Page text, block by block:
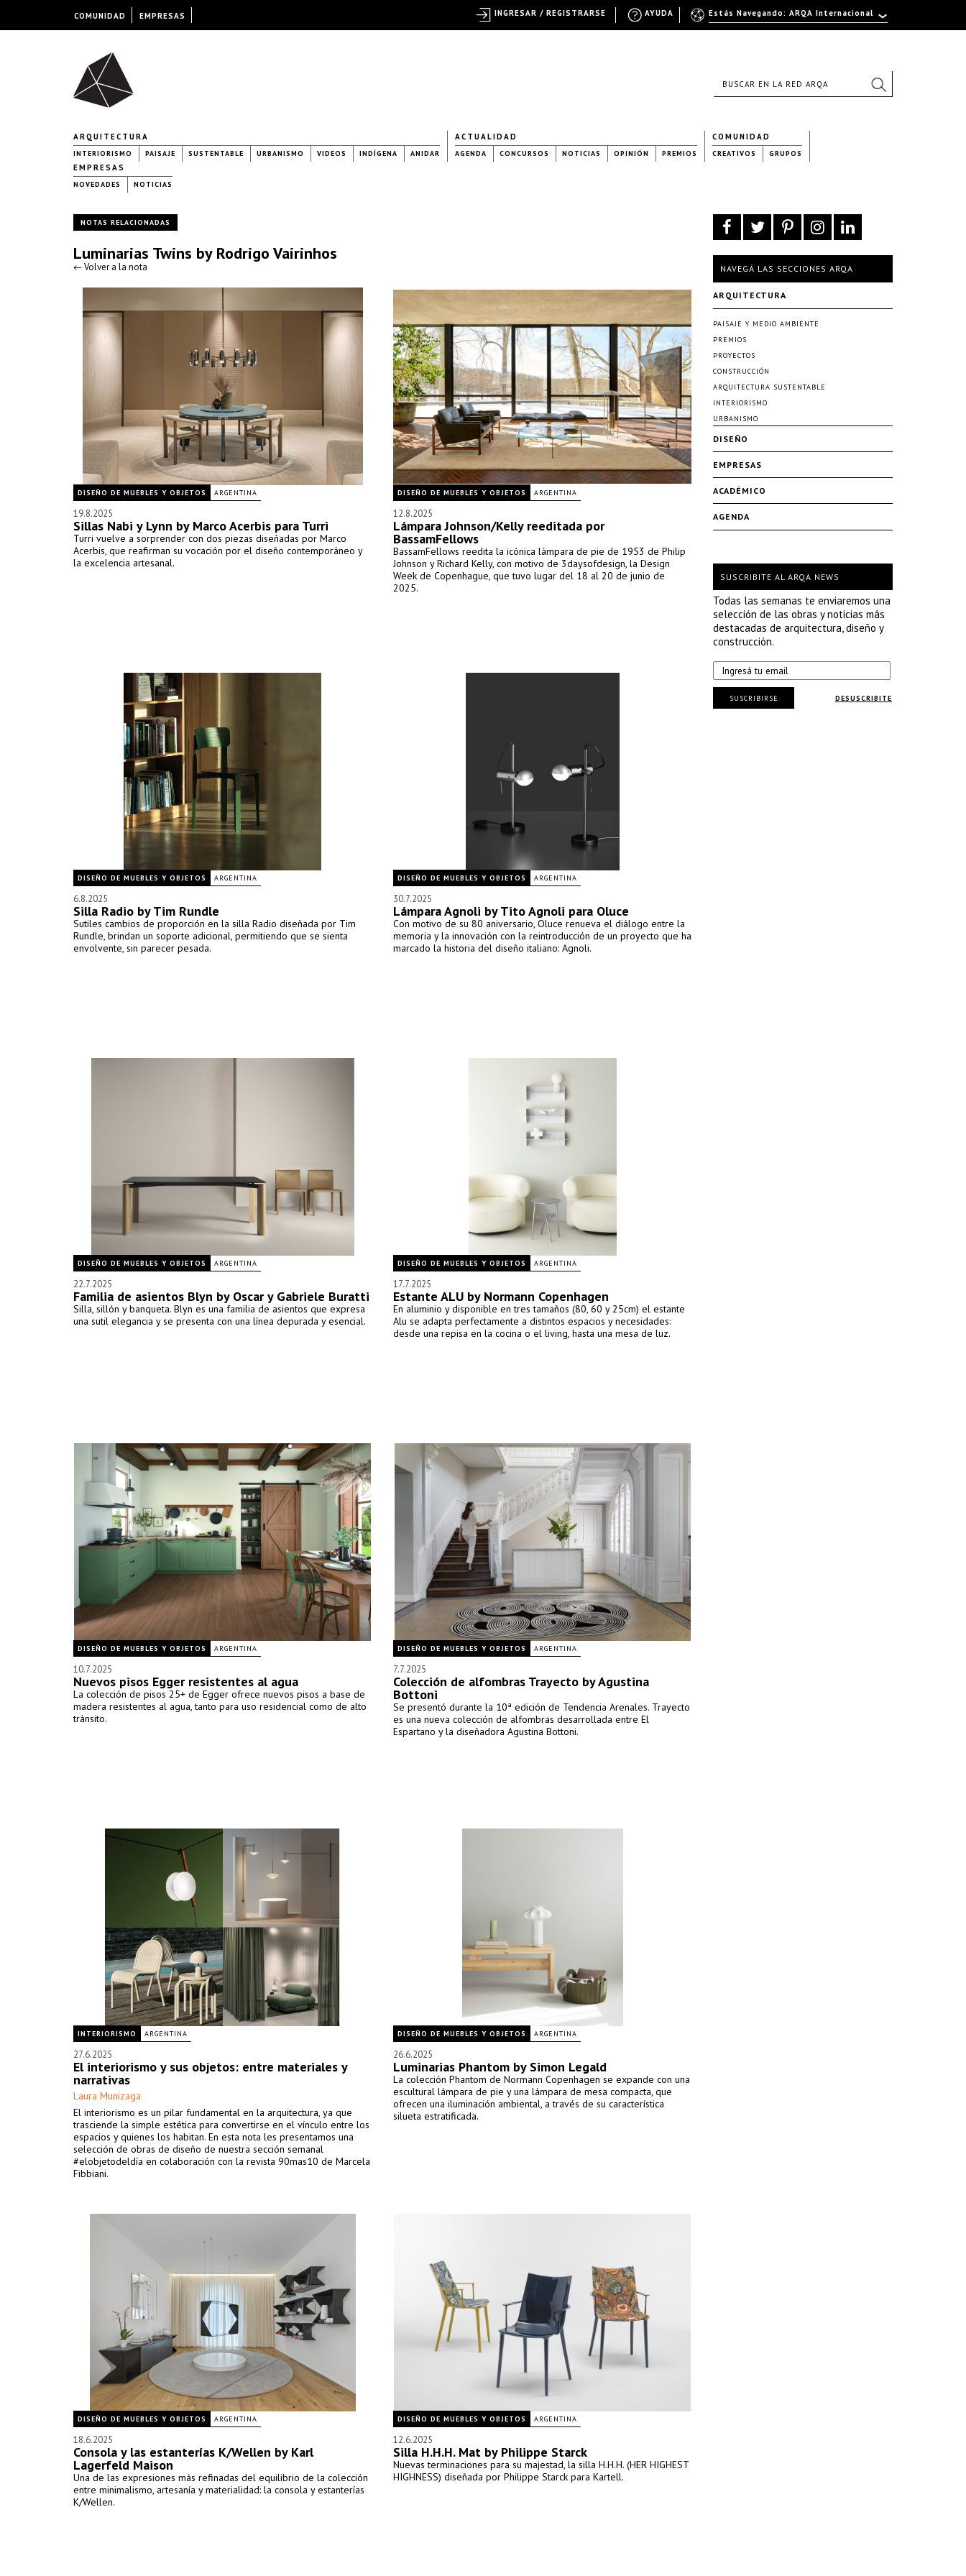
ARQUITECTURA
INTERIORISMO PAISAJE SUSTENTABLE URBANISMO VIDEOS INDÍGENA ANIDAR
ACTUALIDAD
AGENDA CONCURSOS NOTICIAS OPINIÓN PREMIOS
COMUNIDAD
CREATIVOS GRUPOS
EMPRESAS
NOVEDADES NOTICIAS
NOTAS RELACIONADAS
Luminarias Twins by Rodrigo Vairinhos
← Volver a la nota
DISEÑO DE MUEBLES Y OBJETOS ARGENTINA
19.8.2025
Sillas Nabi y Lynn by Marco Acerbis para Turri
Turri vuelve a sorprender con dos piezas diseñadas por Marco
Acerbis, que reafirman su vocación por el diseño contemporáneo y
la excelencia artesanal.
DISEÑO DE MUEBLES Y OBJETOS ARGENTINA
12.8.2025
Lámpara Johnson/Kelly reeditada por
BassamFellows
BassamFellows reedita la icónica lámpara de pie de 1953 de Philip
Johnson y Richard Kelly, con motivo de 3daysofdesign, la Design
Week de Copenhague, que tuvo lugar del 18 al 20 de junio de
2025.
DISEÑO DE MUEBLES Y OBJETOS ARGENTINA
6.8.2025
Silla Radio by Tim Rundle
Sutiles cambios de proporción en la silla Radio diseñada por Tim
Rundle, brindan un soporte adicional, permitiendo que se sienta
envolvente, sin parecer pesada.
DISEÑO DE MUEBLES Y OBJETOS ARGENTINA
30.7.2025
Lámpara Agnoli by Tito Agnoli para Oluce
Con motivo de su 80 aniversario, Oluce renueva el diálogo entre la
memoria y la innovación con la reintroducción de un proyecto que ha
marcado la historia del diseño italiano: Agnoli.
DISEÑO DE MUEBLES Y OBJETOS ARGENTINA
22.7.2025
Familia de asientos Blyn by Oscar y Gabriele Buratti
Silla, sillón y banqueta. Blyn es una familia de asientos que expresa
una sutil elegancia y se presenta con una línea depurada y esencial.
DISEÑO DE MUEBLES Y OBJETOS ARGENTINA
17.7.2025
Estante ALU by Normann Copenhagen
En aluminio y disponible en tres tamaños (80, 60 y 25cm) el estante
Alu se adapta perfectamente a distintos espacios y necesidades:
desde una repisa en la cocina o el living, hasta una mesa de luz.
DISEÑO DE MUEBLES Y OBJETOS ARGENTINA
10.7.2025
Nuevos pisos Egger resistentes al agua
La colección de pisos 25+ de Egger ofrece nuevos pisos a base de
madera resistentes al agua, tanto para uso residencial como de alto
tránsito.
DISEÑO DE MUEBLES Y OBJETOS ARGENTINA
7.7.2025
Colección de alfombras Trayecto by Agustina
Bottoni
Se presentó durante la 10ª edición de Tendencia Arenales. Trayecto
es una nueva colección de alfombras desarrollada entre El
Espartano y la diseñadora Agustina Bottoni.
INTERIORISMO ARGENTINA
27.6.2025
El interiorismo y sus objetos: entre materiales y
narrativas
Laura Munizaga
El interiorismo es un pilar fundamental en la arquitectura, ya que
trasciende la simple estética para convertirse en el vínculo entre los
espacios y quienes los habitan. En esta nota les presentamos una
selección de obras de diseño de nuestra sección semanal
#elobjetodeldía en colaboración con la revista 90mas10 de Marcela
Fibbiani.
DISEÑO DE MUEBLES Y OBJETOS ARGENTINA
26.6.2025
Luminarias Phantom by Simon Legald
La colección Phantom de Normann Copenhagen se expande con una
escultural lámpara de pie y una lámpara de mesa compacta, que
ofrecen una iluminación ambiental, a través de su característica
silueta estratificada.
DISEÑO DE MUEBLES Y OBJETOS ARGENTINA
18.6.2025
Consola y las estanterías K/Wellen by Karl
Lagerfeld Maison
Una de las expresiones más refinadas del equilibrio de la colección
entre minimalismo, artesanía y materialidad: la consola y estanterías
K/Wellen.
DISEÑO DE MUEBLES Y OBJETOS ARGENTINA
12.6.2025
Silla H.H.H. Mat by Philippe Starck
Nuevas terminaciones para su majestad, la silla H.H.H. (HER HIGHEST
HIGHNESS) diseñada por Philippe Starck para Kartell.
NAVEGÁ LAS SECCIONES ARQA
ARQUITECTURA
PAISAJE Y MEDIO AMBIENTE
PREMIOS
PROYECTOS
CONSTRUCCIÓN
ARQUITECTURA SUSTENTABLE
INTERIORISMO
URBANISMO
DISEÑO
EMPRESAS
ACADÉMICO
AGENDA
SUSCRIBITE AL ARQA NEWS
Todas las semanas te enviaremos una
selección de las obras y noticias más
destacadas de arquitectura, diseño y
construcción.
DESUSCRIBITE
SUSCRIBIRSE
COMUNIDAD EMPRESAS Estás Navegando: ARQA Internacional
AYUDA
INGRESAR / REGISTRARSE